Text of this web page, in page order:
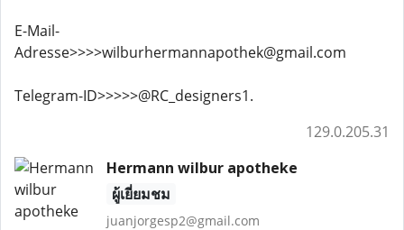
E-Mail-
Adresse>>>>wilburhermannapothek@gmail.com
Telegram-ID>>>>>@RC_designers1.
129.0.205.31
Hermann wilbur apotheke
ผู้เยี่ยมชม
juanjorgesp2@gmail.com